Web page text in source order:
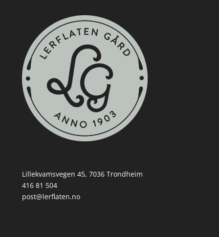
Lillekvamsvegen 45, 7036 Trondheim
416 81 504
post@lerflaten.no